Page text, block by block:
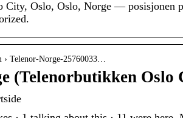
City, Oslo, Oslo, Norge — posisjonen
› Telenor-Norge-25760033…
(Telenorbutikken Oslo